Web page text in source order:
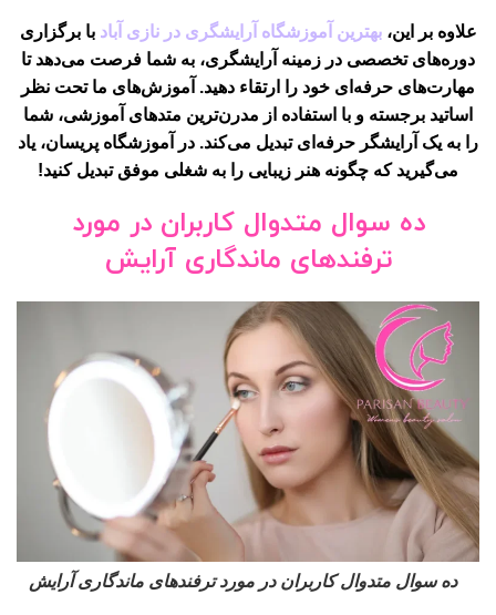
علاوه بر این،بهترین آموزشگاه آرایشگری در نازی آباد با برگزاری
دوره‌های تخصصی در زمینه آرایشگری، به شما فرصت می‌دهد تا
مهارت‌های حرفه‌ای خود را ارتقاء دهید. آموزش‌های ما تحت نظر
اساتید برجسته و با استفاده از مدرن‌ترین متدهای آموزشی، شما
را به یک آرایشگر حرفه‌ای تبدیل می‌کند. در آموزشگاه پریسان، یاد
می‌گیرید که چگونه هنر زیبایی را به شغلی موفق تبدیل کنید!
ده سوال متدوال کاربران در مورد
ترفندهای ماندگاری آرایش
ده سوال متدوال کاربران در مورد ترفندهای ماندگاری آرایش